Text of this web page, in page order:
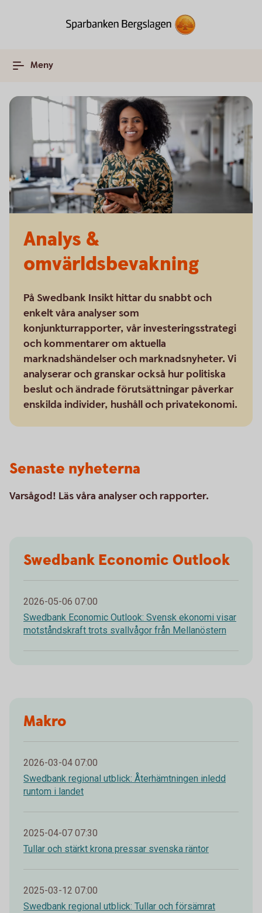
Meny
Analys &
omvärldsbevakning
På Swedbank Insikt hittar du snabbt och
enkelt våra analyser som
konjunkturrapporter, vår investeringsstrategi
och kommentarer om aktuella
marknadshändelser och marknadsnyheter. Vi
analyserar och granskar också hur politiska
beslut och ändrade förutsättningar påverkar
enskilda individer, hushåll och privatekonomi.
Senaste nyheterna
Varsågod! Läs våra analyser och rapporter.
Swedbank Economic Outlook
2026-05-06 07:00
Swedbank Economic Outlook: Svensk ekonomi visar
motståndskraft trots svallvågor från Mellanöstern
Makro
2026-03-04 07:00
Swedbank regional utblick: Återhämtningen inledd
runtom i landet
2025-04-07 07:30
Tullar och stärkt krona pressar svenska räntor
2025-03-12 07:00
Swedbank regional utblick: Tullar och försämrat